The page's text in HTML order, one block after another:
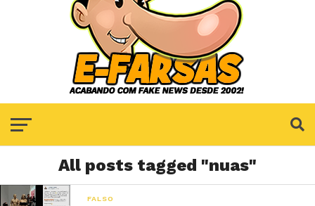
All posts tagged "nuas"
FALSO